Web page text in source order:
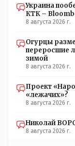
Украина
КТК –
8 августа 2026 г.
Огурцы
переросшие
зимой
8 августа 2026 г.
Проект
«лежачих»?
8 августа 2026 г.
Николай
8 августа 2026 г.